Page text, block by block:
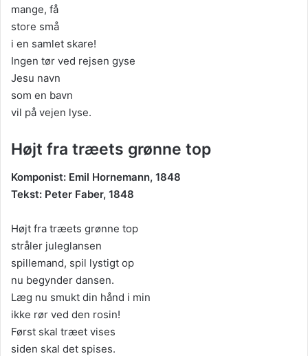
mange, få
store små
i en samlet skare!
Ingen tør ved rejsen gyse
Jesu navn
som en bavn
vil på vejen lyse.
Højt fra træets grønne top
Komponist: Emil Hornemann, 1848
Tekst: Peter Faber, 1848
Højt fra træets grønne top
stråler juleglansen
spillemand, spil lystigt op
nu begynder dansen.
Læg nu smukt din hånd i min
ikke rør ved den rosin!
Først skal træet vises
siden skal det spises.